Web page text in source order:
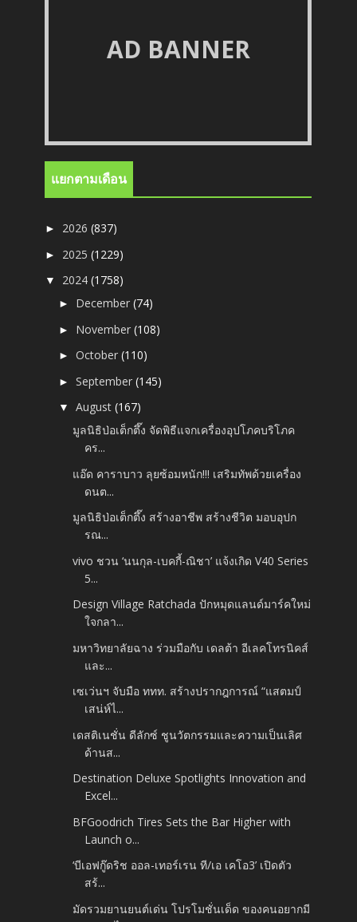
AD BANNER
แยกตามเดือน
► 2026(837)
► 2025(1229)
▼ 2024(1758)
► December(74)
► November(108)
►October(110)
►September(145)
▼August(167)
มูลนิธิป่อเต็กตึ๊ง จัดพิธีแจกเครื่องอุปโภคบริโภค
คร...
แอ๊ด คาราบาว ลุยซ้อมหนัก!!! เสริมทัพด้วยเครื่อง
ดนต...
มูลนิธิป่อเต็กตึ๊ง สร้างอาชีพ สร้างชีวิต มอบอุปก
รณ...
vivo ชวน ‘นนกุล-เบคกี้-ณิชา’ แจ้งเกิด V40 Series
5...
Design Village Ratchada ปักหมุดแลนด์มาร์คใหม่
ใจกลา...
มหาวิทยาลัยฉาง ร่วมมือกับ เดลต้า อีเลคโทรนิคส์
และ...
เซเว่นฯ จับมือ ททท. สร้างปรากฎการณ์ “แสตมป์
เสน่ห์ไ...
เดสติเนชั่น ดีลักซ์ ชูนวัตกรรมและความเป็นเลิศ
ด้านส...
Destination Deluxe Spotlights Innovation and
Excel...
BFGoodrich Tires Sets the Bar Higher with
Launch o...
‘บีเอฟกู๊ดริช ออล-เทอร์เรน ที/เอ เคโอ3’ เปิดตัว
สร้...
มัดรวมยานยนต์เด่น โปรโมชั่นเด็ด ของคนอยากมี